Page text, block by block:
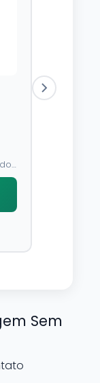
Sem